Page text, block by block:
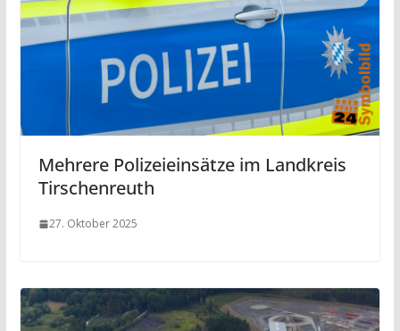
Mehrere Polizeieinsätze im Landkreis
Tirschenreuth
27. Oktober 2025